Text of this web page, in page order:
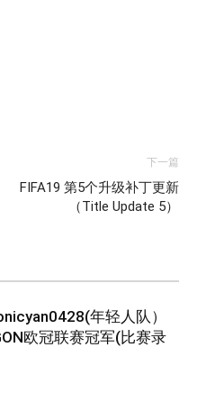
下一篇
FIFA19 第5个升级补丁更新
（Title Update 5）
年轻人队）
欧冠联赛冠军(比赛录